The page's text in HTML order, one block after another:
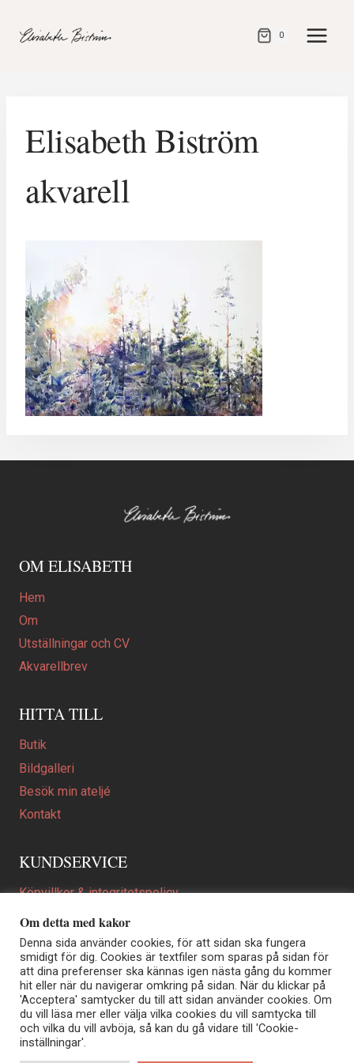
direkt
0
Elisabeth Biström
akvarell
OM ELISABETH
Hem
Om
Utställningar och CV
Akvarellbrev
HITTA TILL
Butik
Bildgalleri
Besök min ateljé
Kontakt
KUNDSERVICE
Köpvillkor & integritetspolicy
Att beställa ett personligt utformat konstverk
En personligare gåva
FAQ
Elisabeth Biström | Akvarellkonstnär | Norrtälje
Sjöängstorpet AB, org.nr 556373-5447
Om detta med kakor
Denna sida använder cookies, för att sidan ska fungera
smidigt för dig. Cookies är textfiler som sparas på sidan för
att dina preferenser ska kännas igen nästa gång du kommer
hit eller när du navigerar omkring på sidan. När du klickar på
'Acceptera' samtycker du till att sidan använder cookies. Om
du vill läsa mer eller välja vilka cookies du vill samtycka till
och vilka du vill avböja, så kan du gå vidare till 'Cookie-
inställningar'.